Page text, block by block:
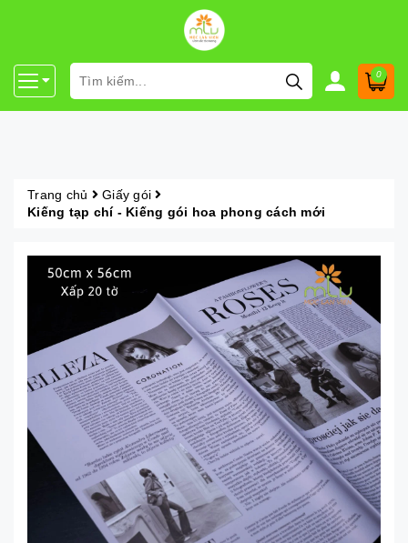
0
Trang chủ
Giấy gói
Kiếng tạp chí - Kiếng gói hoa phong cách mới